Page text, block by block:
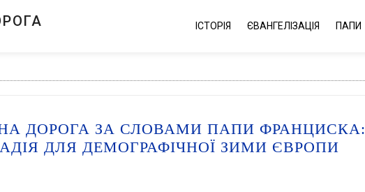
ІСТОРІЯ ЄВАНГЕЛІЗАЦІЯ ПАПИ
ДОРОГА ЗА СЛОВАМИ ПАПИ ФРАНЦИСКА:
ДЛЯ ДЕМОГРАФІЧНОЇ ЗИМИ ЄВРОПИ